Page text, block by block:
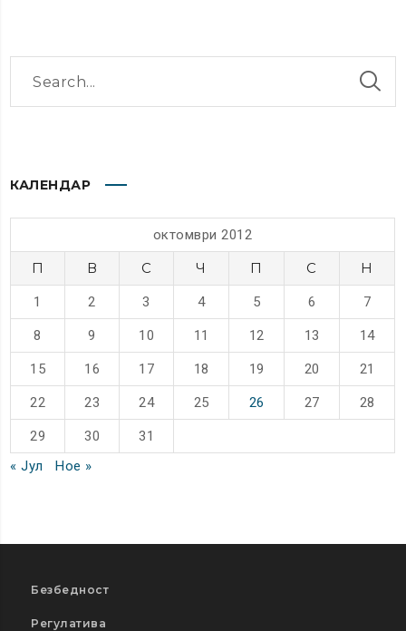
КАЛЕНДАР
октомври 2012
П В С Ч П С Н
1 2 3 4 5 6 7
8 9 10 11 12 13 14
15 16 17 18 19 20 21
22 23 24 25 26 27 28
29 30
31
« Јул
Ное »
Безбедност
Регулатива